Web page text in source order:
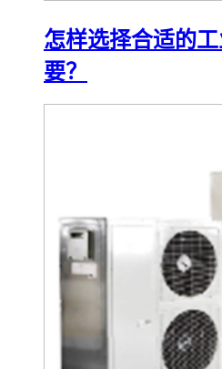
怎样选择合适的
要？